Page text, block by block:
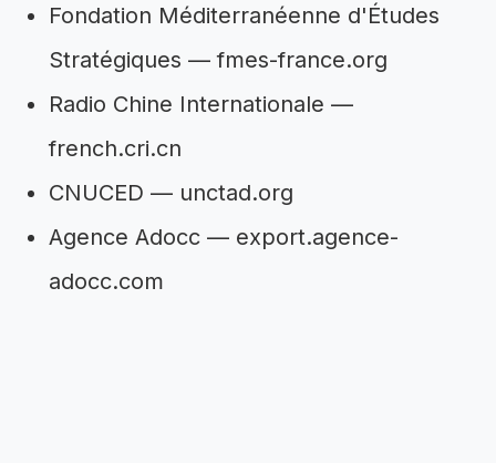
Fondation Méditerranéenne d'Études
Stratégiques — fmes-france.org
Radio Chine Internationale —
french.cri.cn
CNUCED — unctad.org
Agence Adocc — export.agence-
adocc.com